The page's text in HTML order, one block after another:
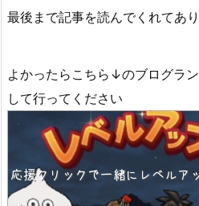
最後まで記事を読んでくれてあ
よかったらこちら↓のブログラ
して行ってください